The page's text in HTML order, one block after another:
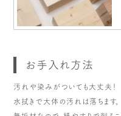
お手入れ方法
汚れや染みがついても大丈夫！
水拭きで大体の汚れは落ちます。